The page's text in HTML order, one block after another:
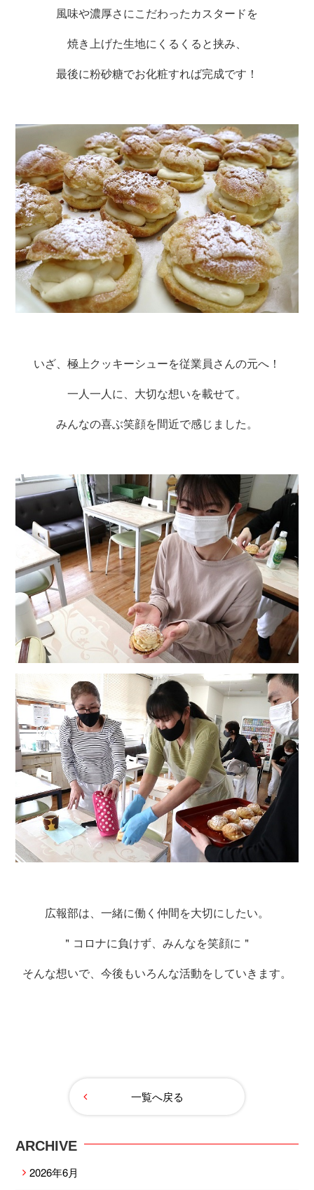
風味や濃厚さにこだわったカスタードを
焼き上げた生地にくるくると挟み、
最後に粉砂糖でお化粧すれば完成です！
いざ、極上クッキーシューを従業員さんの元へ！
一人一人に、大切な想いを載せて。
みんなの喜ぶ笑顔を間近で感じました。
広報部は、一緒に働く仲間を大切にしたい。
＂コロナに負けず、みんなを笑顔に＂
そんな想いで、今後もいろんな活動をしていきます。
一覧へ戻る
ARCHIVE
2026年6月